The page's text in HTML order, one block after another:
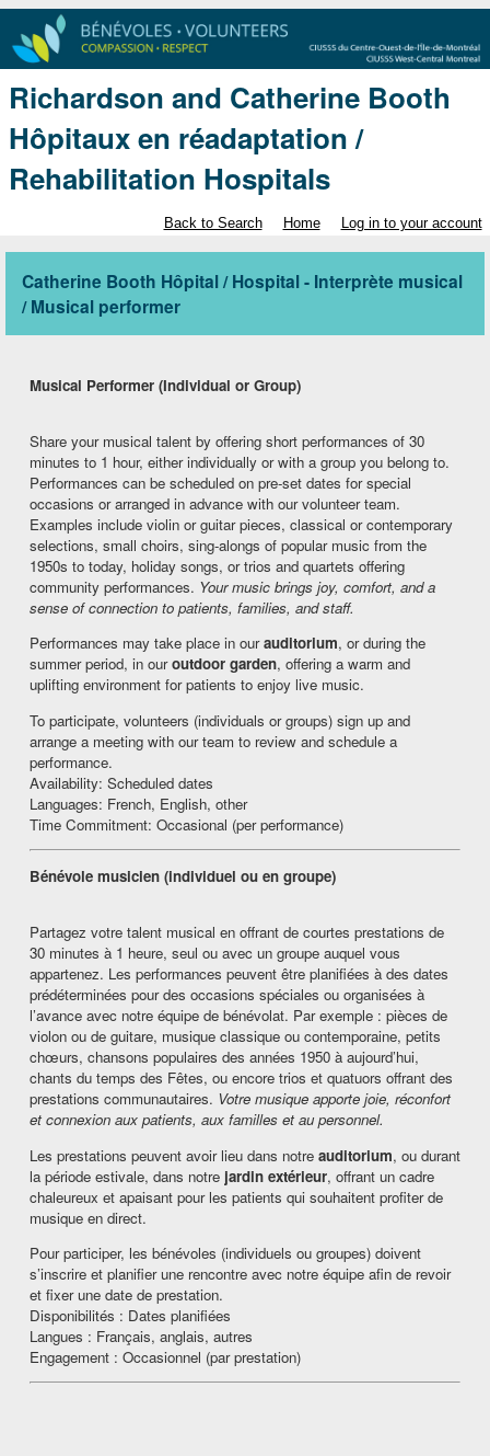
Richardson and Catherine Booth
Hôpitaux en réadaptation /
Rehabilitation Hospitals
Back to Search Home Log in to your account
Catherine Booth Hôpital / Hospital - Interprète musical
/ Musical performer
Musical Performer (Individual or Group)
Share your musical talent by offering short performances of 30
minutes to 1 hour, either individually or with a group you belong to.
Performances can be scheduled on pre‑set dates for special
occasions or arranged in advance with our volunteer team.
Examples include violin or guitar pieces, classical or contemporary
selections, small choirs, sing‑alongs of popular music from the
1950s to today, holiday songs, or trios and quartets offering
community performances. Your music brings joy, comfort, and a
sense of connection to patients, families, and staff.
Performances may take place in ourauditorium, or during the
summer period, in ouroutdoor garden, offering a warm and
uplifting environment for patients to enjoy live music.
To participate, volunteers (individuals or groups) sign up and
arrange a meeting with our team to review and schedule a
performance.
Availability: Scheduled dates
Languages: French, English, other
Time Commitment: Occasional (per performance)
Bénévole musicien (individuel ou en groupe)
Partagez votre talent musical en offrant de courtes prestations de
30 minutes à 1 heure, seul ou avec un groupe auquel vous
appartenez. Les performances peuvent être planifiées à des dates
prédéterminées pour des occasions spéciales ou organisées à
l’avance avec notre équipe de bénévolat. Par exemple : pièces de
violon ou de guitare, musique classique ou contemporaine, petits
chœurs, chansons populaires des années 1950 à aujourd’hui,
chants du temps des Fêtes, ou encore trios et quatuors offrant des
prestations communautaires. Votre musique apporte joie, réconfort
et connexion aux patients, aux familles et au personnel.
Les prestations peuvent avoir lieu dans notre auditorium, ou durant
la période estivale, dans notre jardin extérieur, offrant un cadre
chaleureux et apaisant pour les patients qui souhaitent profiter de
musique en direct.
Pour participer, les bénévoles (individuels ou groupes) doivent
s’inscrire et planifier une rencontre avec notre équipe afin de revoir
et fixer une date de prestation.
Disponibilités : Dates planifiées
Langues : Français, anglais, autres
Engagement : Occasionnel (par prestation)